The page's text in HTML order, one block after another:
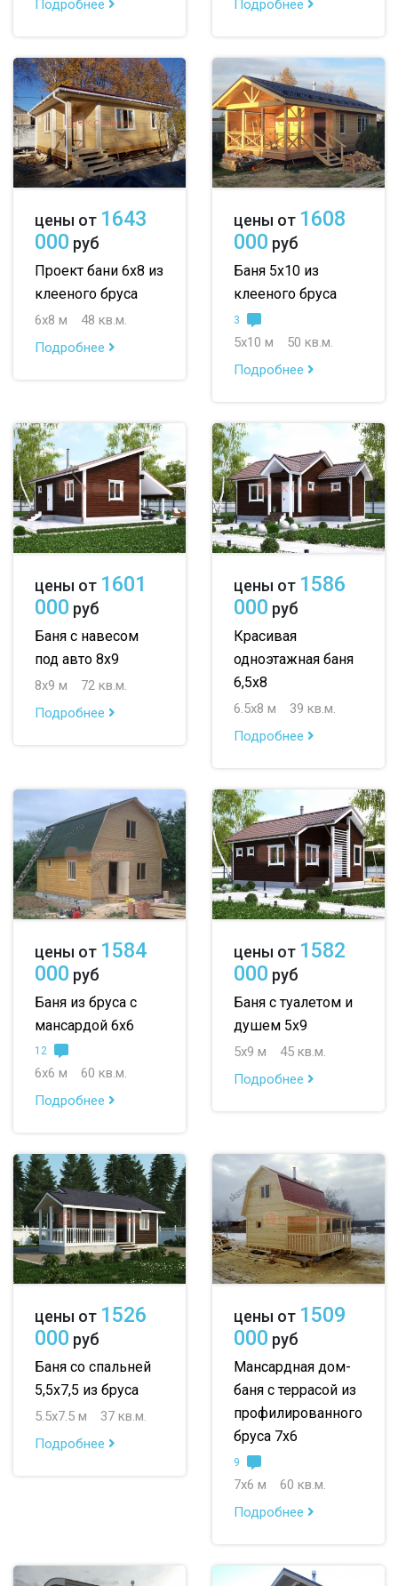
Подробнее
Подробнее
цены от 1643
000 руб
Проект бани 6х8 из
клееного бруса
6х8 м
48 кв.м.
Подробнее
цены от 1608
000 руб
Баня 5х10 из
клееного бруса
3
5х10 м
50 кв.м.
Подробнее
цены от 1601
000 руб
Баня с навесом
под авто 8х9
8х9 м
72 кв.м.
Подробнее
цены от 1586
000 руб
Красивая
одноэтажная баня
6,5х8
6.5х8 м
39 кв.м.
Подробнее
цены от 1584
000 руб
Баня из бруса с
мансардой 6х6
12
6х6 м
60 кв.м.
Подробнее
цены от 1582
000 руб
Баня с туалетом и
душем 5х9
5х9 м
45 кв.м.
Подробнее
цены от 1526
000 руб
Баня со спальней
5,5х7,5 из бруса
5.5х7.5 м
37 кв.м.
Подробнее
цены от 1509
000 руб
Мансардная дом-
баня с террасой из
профилированного
бруса 7х6
9
7х6 м
60 кв.м.
Подробнее